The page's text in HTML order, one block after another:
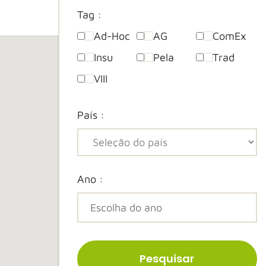
Tag :
Ad-Hoc
AG
ComEx
Insu
Pela
Trad
VIII
País :
Ano :
Pesquisar